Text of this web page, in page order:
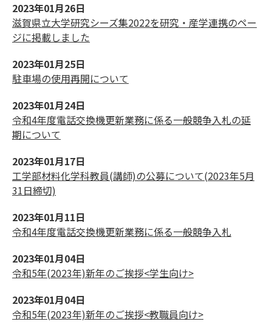
2023年01月26日
滋賀県立大学研究シーズ集2022を研究・産学連携のペー
ジに掲載しました
2023年01月25日
駐車場の使用再開について
2023年01月24日
令和4年度電話交換機更新業務に係る一般競争入札の延
期について
2023年01月17日
工学部材料化学科教員(講師)の公募について(2023年5月
31日締切)
2023年01月11日
令和4年度電話交換機更新業務に係る一般競争入札
2023年01月04日
令和5年(2023年)新年のご挨拶<学生向け>
2023年01月04日
令和5年(2023年)新年のご挨拶<教職員向け>